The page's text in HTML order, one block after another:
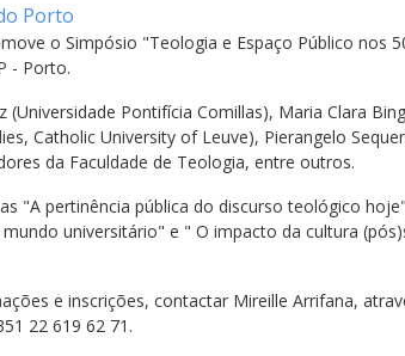
Porto
o Simpósio "Teologia e Espaço Público nos
- Porto.
Pontifícia Comillas), Maria Clara
Catholic University of Leuve), Pierangelo
da Faculdade de Teologia, entre outros.
"A pertinência pública do discurso teológico
universitário" e " O impacto da cultura
e inscrições, contactar Mireille Arrifana,
22 619 62 71.